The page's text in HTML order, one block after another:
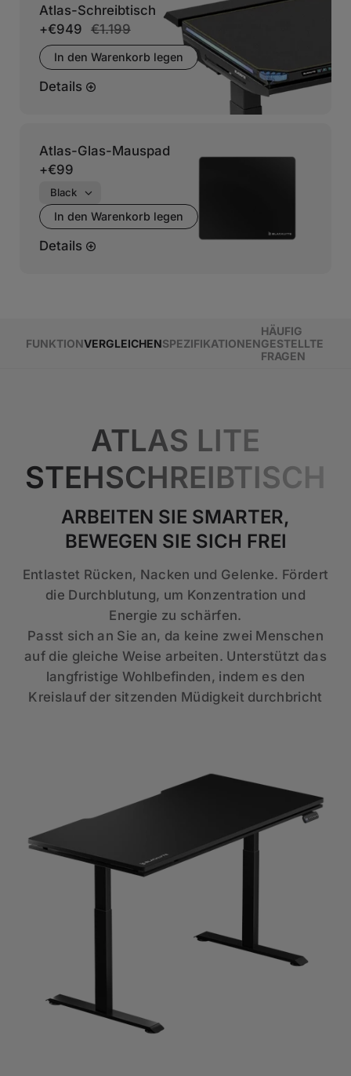
Atlas-Schreibtisch
+€949 €1.199
In den Warenkorb legen
Details
Atlas-Glas-Mauspad
+€99
In den Warenkorb legen
Details
FUNKTIONVERGLEICHENSPEZIFIKATIONEN
HÄUFIG
GESTELLTE
FRAGEN
ATLAS LITE
STEHSCHREIBTISCH
ARBEITEN SIE SMARTER,
BEWEGEN SIE SICH FREI
Entlastet Rücken, Nacken und Gelenke. Fördert
die Durchblutung, um Konzentration und
Energie zu schärfen.
Passt sich an Sie an, da keine zwei Menschen
auf die gleiche Weise arbeiten. Unterstützt das
langfristige Wohlbefinden, indem es den
Kreislauf der sitzenden Müdigkeit durchbricht